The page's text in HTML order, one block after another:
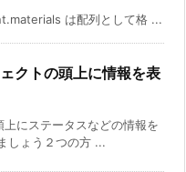
は配列として格 ...
クトの頭上に情報を表
上にステータスなどの情報を
しょう２つの方 ...